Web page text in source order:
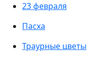
23 февраля
Пасха
Траурные цветы